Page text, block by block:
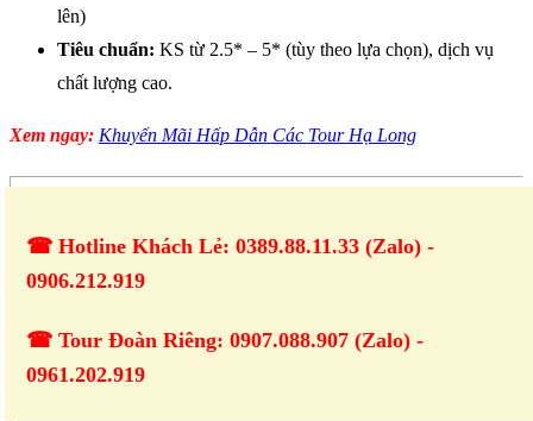
lên)
Tiêu chuẩn: KS từ 2.5* – 5* (tùy theo lựa chọn), dịch vụ
chất lượng cao.
Xem ngay: Khuyến Mãi Hấp Dẫn Các Tour Hạ Long
☎ Hotline Khách Lẻ: 0389.88.11.33 (Zalo) -
0906.212.919
☎ Tour Đoàn Riêng: 0907.088.907 (Zalo) -
0961.202.919